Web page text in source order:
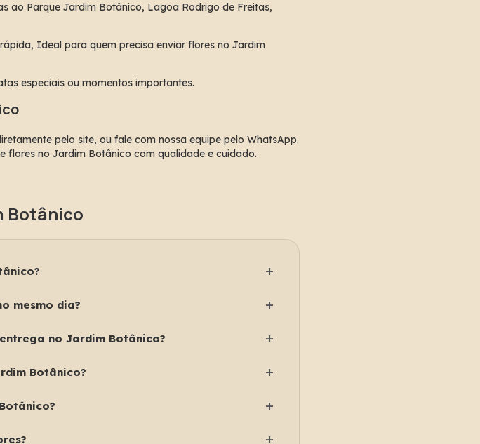
ao Parque Jardim Botânico, Lagoa Rodrigo de Freitas,
Ideal para quem precisa enviar flores no Jardim
especiais ou momentos importantes.
pelo site, ou fale com nossa equipe pelo WhatsApp.
flores no Jardim Botânico com qualidade e cuidado.
Botânico
+
mesmo dia? +
no Jardim Botânico? +
Botânico? +
+
+